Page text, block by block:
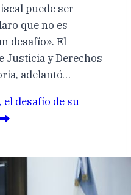
puede ser
que no es
desafío». El
Justicia y Derechos
adelantó…
el desafío de su